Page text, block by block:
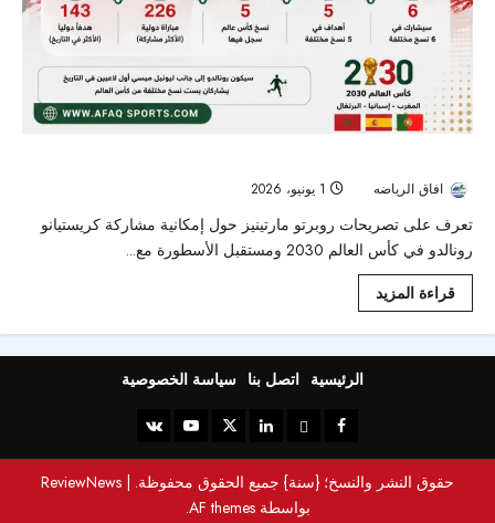
افاق الرياضه
تعرف على تصريحات روبرتو مارتينيز حول إمكانية مشاركة كريستيانو
رونالدو في كأس العالم 2030 ومستقبل الأسطورة مع...
قراءة المزيد
الرئيسية اتصل بنا سياسة الخصوصية
حقوق النشر والنسخ؛ {سنة} جميع الحقوق محفوظة. |
ReviewNews
بواسطة AF themes.